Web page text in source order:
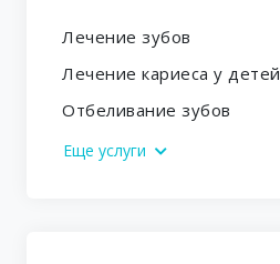
Лечение зубов
Лечение кариеса у детей
Отбеливание зубов
Еще услуги